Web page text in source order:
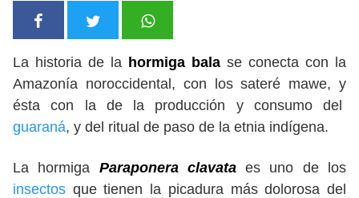
La historia de la hormiga bala se conecta con la
Amazonía noroccidental, con los sateré mawe, y
ésta con la de la producción y consumo del
guaraná, y del ritual de paso de la etnia indígena.
La hormiga Paraponera clavata es uno de los
insectos que tienen la picadura más dolorosa del